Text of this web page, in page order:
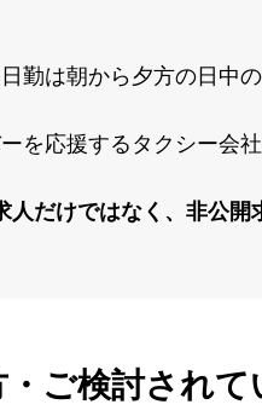
勤は朝から⼣⽅の⽇中
を応援するタクシー会
だけではなく、⾮公
ご検討されて